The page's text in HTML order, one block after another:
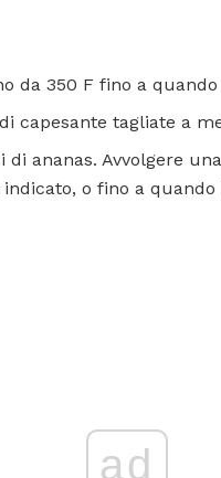
da 350 F fino a
capesante tagliate a
ananas. Avvolgere
o fino a
ad